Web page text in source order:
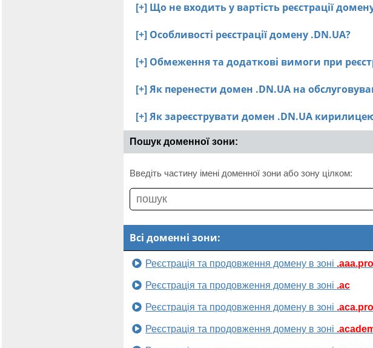
[+] Що не входить у вартість реєстрації
[+] Особливості реєстрації домену .DN.UA?
[+] Обмеження та додаткові вимоги при
[+] Як перенести домен .DN.UA на
[+] Як зареєструвати домен .DN.UA
Пошук доменної зони:
Введіть частину імені доменної зони або зону цілком:
Всі доменні зони:
Реєстрація та продовження домену в зоні .aaa.pro
Реєстрація та продовження домену в зоні .ac
Реєстрація та продовження домену в зоні .aca.pro
Реєстрація та продовження домену в зоні